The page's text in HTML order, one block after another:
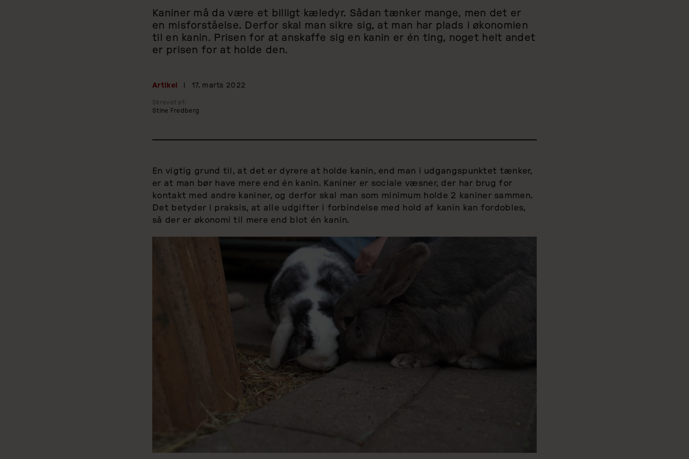
Kaniner må da være et billigt kæledyr. Sådan tænker mange, men det er
en misforståelse. Derfor skal man sikre sig, at man har plads i økonomien
til en kanin. Prisen for at anskaffe sig en kanin er én ting, noget helt andet
er prisen for at holde den.
Artikel 17. marts 2022
Skrevet af:
Stine Fredberg
En vigtig grund til, at det er dyrere at holde kanin, end man i udgangspunktet tænker,
er at man bør have mere end én kanin. Kaniner er sociale væsner, der har brug for
kontakt med andre kaniner, og derfor skal man som minimum holde 2 kaniner sammen.
Det betyder i praksis, at alle udgifter i forbindelse med hold af kanin kan fordobles,
så der er økonomi til mere end blot én kanin.